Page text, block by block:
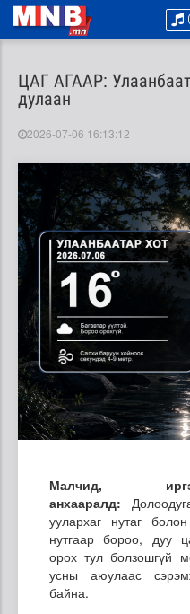
ЦАГ АГААР:
дулаан
2026-07-06 16:13:12
Малчид,
анхааралд:
уулархаг нутаг
нутгаар бороо, дуу
орох тул болзошгүй
усны аюулаас
байна.